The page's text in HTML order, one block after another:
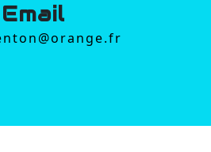
Email